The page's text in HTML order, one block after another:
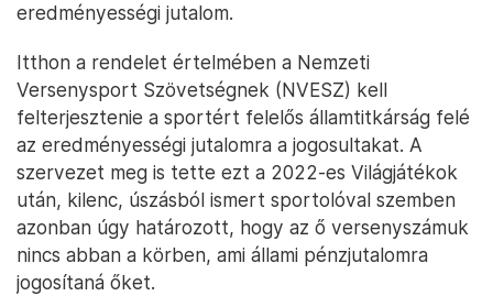
eredményességi jutalom.
Itthon a rendelet értelmében a Nemzeti
Versenysport Szövetségnek (NVESZ) kell
felterjesztenie a sportért felelős államtitkárság felé
az eredményességi jutalomra a jogosultakat. A
szervezet meg is tette ezt a 2022-es Világjátékok
után, kilenc, úszásból ismert sportolóval szemben
azonban úgy határozott, hogy az ő versenyszámuk
nincs abban a körben, ami állami pénzjutalomra
jogosítaná őket.